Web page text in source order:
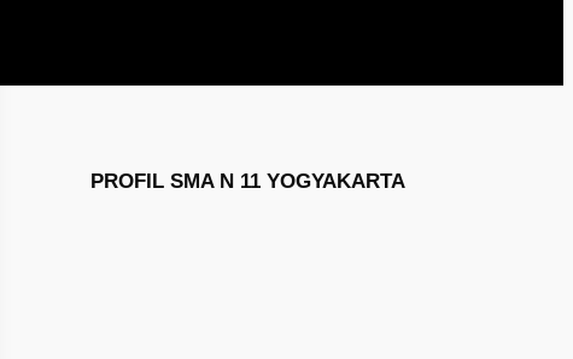
PROFIL SMA N 11 YOGYAKARTA